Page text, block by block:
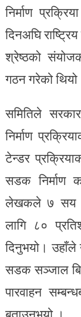
निर्माण
दिनअघि
श्रेष्ठको
गठन गरेको
समितिले
निर्माण
टेन्डर
सडक निर्माण
लेखकले ७ सय
लागि ८०
दिनुभयो। उहाँले
सडक सञ्जाल
पारवाहन